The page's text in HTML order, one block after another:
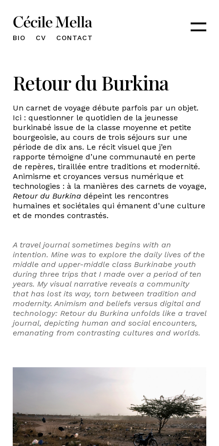
content
BIO CV CONTACT
Retour du Burkina
Un carnet de voyage débute parfois par un objet.
Ici : questionner le quotidien de la jeunesse
burkinabé issue de la classe moyenne et petite
bourgeoisie, au cours de trois séjours sur une
période de dix ans. Le récit visuel que j’en
rapporte témoigne d’une communauté en perte
de repères, tiraillée entre traditions et modernité.
Animisme et croyances versus numérique et
technologies : à la manières des carnets de voyage,
Retour du Burkina dépeint les rencontres
humaines et sociétales qui émanent d’une culture
et de mondes contrastés.
A travel journal sometimes begins with an
intention. Mine was to explore the daily lives of the
middle and upper-middle class Burkinabe youth
during three trips that I made over a period of ten
years. My visual narrative reveals a community
that has lost its way, torn between tradition and
modernity. Animism and beliefs versus digital and
technology: Retour du Burkina unfolds like a travel
journal, depicting human and social encounters,
emanating from contrasting cultures and worlds.